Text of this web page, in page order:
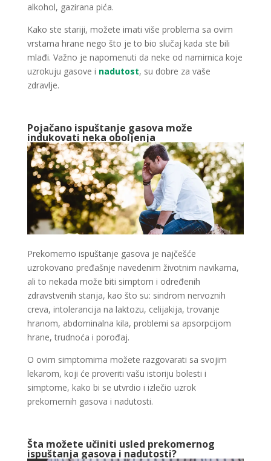
alkohol, gazirana pića.
Kako ste stariji, možete imati više problema sa ovim
vrstama hrane nego što je to bio slučaj kada ste bili
mlađi. Važno je napomenuti da neke od namirnica koje
uzrokuju gasove i nadutost, su dobre za vaše
zdravlje.
Pojačano ispuštanje gasova može
indukovati neka oboljenja
Prekomerno ispuštanje gasova je najčešće
uzrokovano pređašnje navedenim životnim navikama,
ali to nekada može biti simptom i određenih
zdravstvenih stanja, kao što su: sindrom nervoznih
creva, intolerancija na laktozu, celijakija, trovanje
hranom, abdominalna kila, problemi sa apsorpcijom
hrane, trudnoća i porođaj.
O ovim simptomima možete razgovarati sa svojim
lekarom, koji će proveriti vašu istoriju bolesti i
simptome, kako bi se utvrdio i izlečio uzrok
prekomernih gasova i nadutosti.
Šta možete učiniti usled prekomernog
ispuštanja gasova i nadutosti?